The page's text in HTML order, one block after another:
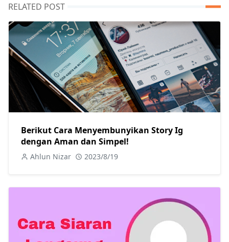
RELATED POST
Berikut Cara Menyembunyikan Story Ig
dengan Aman dan Simpel!
Ahlun Nizar 2023/8/19